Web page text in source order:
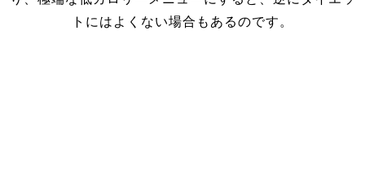
トにはよくない場合もあるのです。